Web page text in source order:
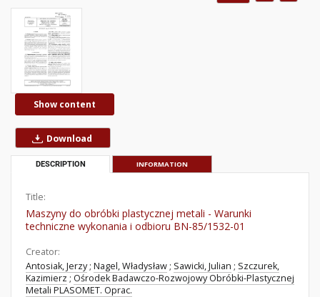
Show content
Download
DESCRIPTION INFORMATION
Title:
Maszyny do obróbki plastycznej metali - Warunki
techniczne wykonania i odbioru BN-85/1532-01
Creator:
Antosiak, Jerzy ; Nagel, Władysław ; Sawicki, Julian ; Szczurek,
Kazimierz ; Ośrodek Badawczo-Rozwojowy Obróbki-Plastycznej
Metali PLASOMET. Oprac.